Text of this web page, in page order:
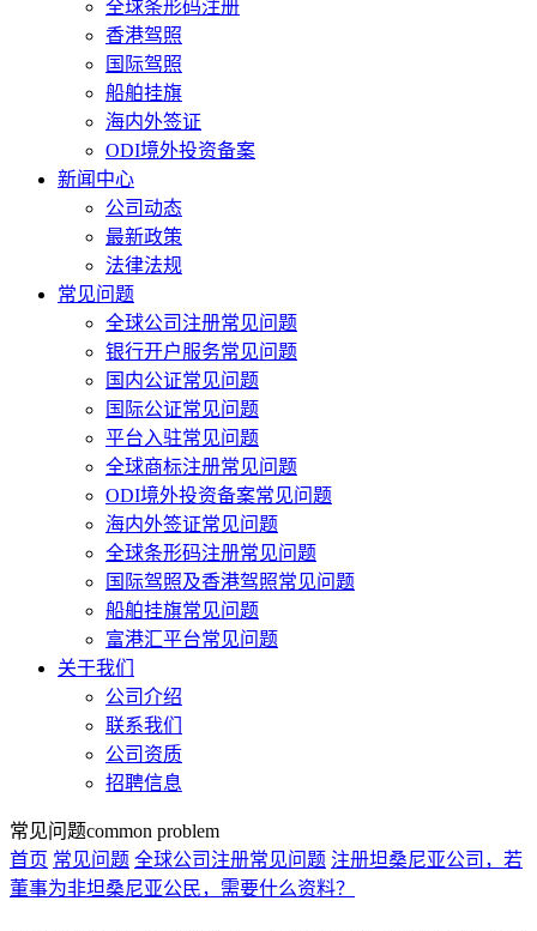
全球条形码注册
香港驾照
国际驾照
船舶挂旗
海内外签证
ODI境外投资备案
新闻中心
公司动态
最新政策
法律法规
常见问题
全球公司注册常见问题
银行开户服务常见问题
国内公证常见问题
国际公证常见问题
平台入驻常见问题
全球商标注册常见问题
ODI境外投资备案常见问题
海内外签证常见问题
全球条形码注册常见问题
国际驾照及香港驾照常见问题
船舶挂旗常见问题
富港汇平台常见问题
关于我们
公司介绍
联系我们
公司资质
招聘信息
常见问题common problem
首页 常见问题 全球公司注册常见问题 注册坦桑尼亚公司，若
董事为非坦桑尼亚公民，需要什么资料？